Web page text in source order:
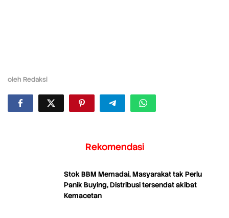
oleh Redaksi
Rekomendasi
Stok BBM Memadai, Masyarakat tak Perlu
Panik Buying, Distribusi tersendat akibat
Kemacetan